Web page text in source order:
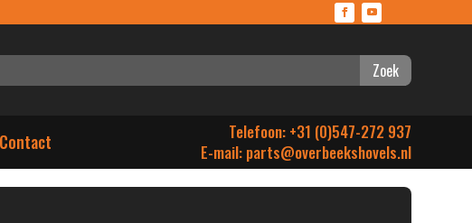
Zoek
Contact
Telefoon: +31 (0)547-272 937
E-mail: parts@overbeekshovels.nl